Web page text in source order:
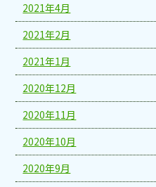
2021年4月
2021年2月
2021年1月
2020年12月
2020年11月
2020年10月
2020年9月